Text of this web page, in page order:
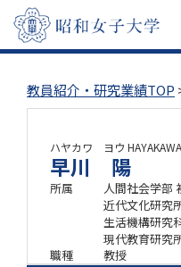
教員紹介・研究業績TOP
ハヤカワ ヨウ
早川 陽
所属
人間社会学部
近代文化研究
生活機構研究
現代教育研究
職種
教授